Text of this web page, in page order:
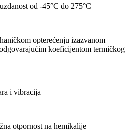
od -45°C do 275°C
opterećenju izazvanom
koeficijentom termičkog
i vibracija
otpornost na hemikalije